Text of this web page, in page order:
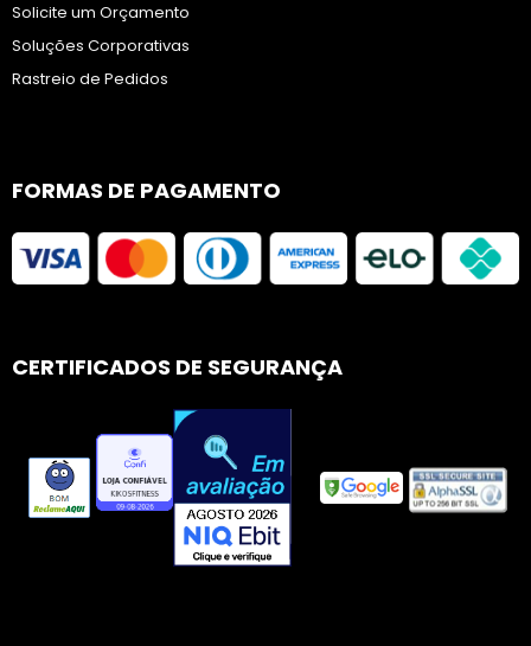
Solicite um Orçamento
Soluções Corporativas
Rastreio de Pedidos
FORMAS DE PAGAMENTO
CERTIFICADOS DE SEGURANÇA